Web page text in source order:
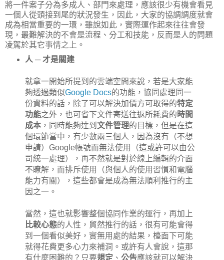
將一件案子分為多成人、部門來處理，應該很少有機會看見
一個人從頭接到尾的狀況發生，因此，大家的協調調度就會
成為相當重要的一環，雖說如此，實際運作起來往往會發
現，最難解決的不會是流程、分工和技能，反而是人的問題
凌駕於其它事情之上。
人 ─ 才是關建
就拿一開始所提到的雲端空間來說，若是大家能
夠透過類似Google Docs的功能，協同處理同一
份資料的話，除了可以解決加價方可取得的特定
功能之外，也可省下文件寄送往返所耗費的 時間
成本，同時能夠達到 文件管理的目標，但是在這
個環節當中，有少數兩三個人，因為沒有（不想
申請）Google帳號而無法使用（這或許可以由公
司統一處理），再不然就是對於線上編輯的介面
不瞭解，而排斥使用（與個人的使用習慣和電腦
能力有關），這些都會是成為無法順利推行的主
因之一。
當然，這也就影響整個協同作業的運行，再加上
比較心態的人性，貿然推行的話，很有可能會得
到一個看似美好，實無用處的結果，檯面下可能
就得花費更多心力來補洞。或許有人會說，這那
有什麼困難的？只要規定、 公告應該就可以解決